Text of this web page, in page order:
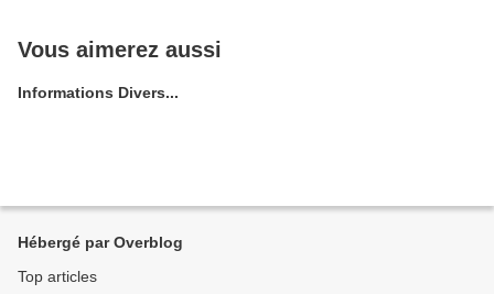
Vous aimerez aussi
Informations Divers...
Hébergé par Overblog
Top articles